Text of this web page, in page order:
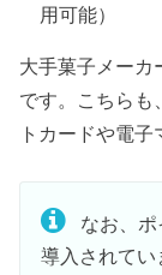
用可能）
大手菓子メーカ
です。こちらも
トカードや電子
なお、
導入されてい